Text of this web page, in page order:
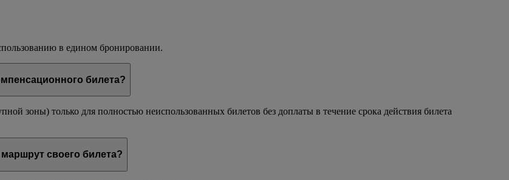
в едином бронировании.
билета?
зоны) только для полностью неиспользованных билетов без доплаты в течение срока действия билета
своего билета?